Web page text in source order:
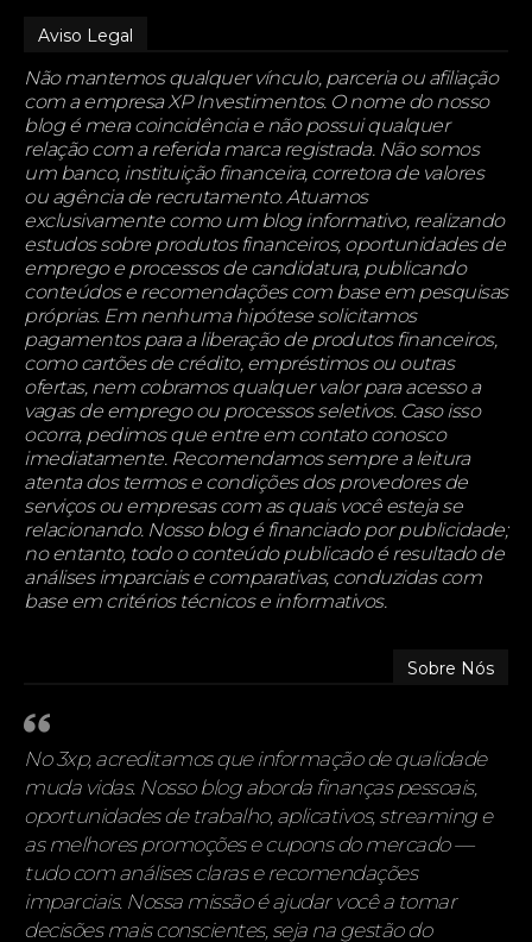
Aviso Legal
Não mantemos qualquer vínculo, parceria ou afiliação
com a empresa XP Investimentos. O nome do nosso
blog é mera coincidência e não possui qualquer
relação com a referida marca registrada. Não somos
um banco, instituição financeira, corretora de valores
ou agência de recrutamento. Atuamos
exclusivamente como um blog informativo, realizando
estudos sobre produtos financeiros, oportunidades de
emprego e processos de candidatura, publicando
conteúdos e recomendações com base em pesquisas
próprias. Em nenhuma hipótese solicitamos
pagamentos para a liberação de produtos financeiros,
como cartões de crédito, empréstimos ou outras
ofertas, nem cobramos qualquer valor para acesso a
vagas de emprego ou processos seletivos. Caso isso
ocorra, pedimos que entre em contato conosco
imediatamente. Recomendamos sempre a leitura
atenta dos termos e condições dos provedores de
serviços ou empresas com as quais você esteja se
relacionando. Nosso blog é financiado por publicidade;
no entanto, todo o conteúdo publicado é resultado de
análises imparciais e comparativas, conduzidas com
base em critérios técnicos e informativos.
Sobre Nós
No 3xp, acreditamos que informação de qualidade
muda vidas. Nosso blog aborda finanças pessoais,
oportunidades de trabalho, aplicativos, streaming e
as melhores promoções e cupons do mercado —
tudo com análises claras e recomendações
imparciais. Nossa missão é ajudar você a tomar
decisões mais conscientes, seja na gestão do